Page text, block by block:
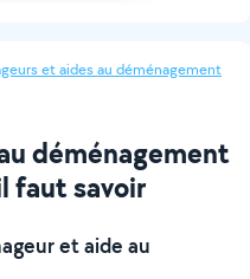
et aides au déménagement
déménagement
faut savoir
et aide au